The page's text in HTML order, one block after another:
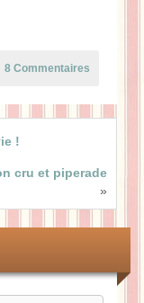
8 Commentaires
!
cru et piperade
»